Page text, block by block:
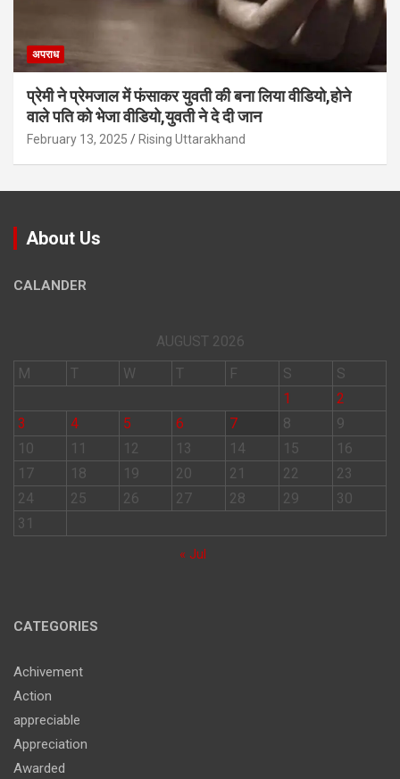
अपराध
प्रेमी ने प्रेमजाल में फंसाकर युवती की बना लिया वीडियो,होने
वाले पत‍ि को भेजा वीड‍ियो,युवती ने दे दी जान
February 13, 2025 Rising Uttarakhand
About Us
CALANDER
AUGUST 2026
M
T W T F S
S
1
2
3
4 5 6 7 8
9
10
11 12 13 14 15
16
17
18 19 20 21 22
23
24
25 26 27 28 29
30
31
« Jul
CATEGORIES
Achivement
Action
appreciable
Appreciation
Awarded